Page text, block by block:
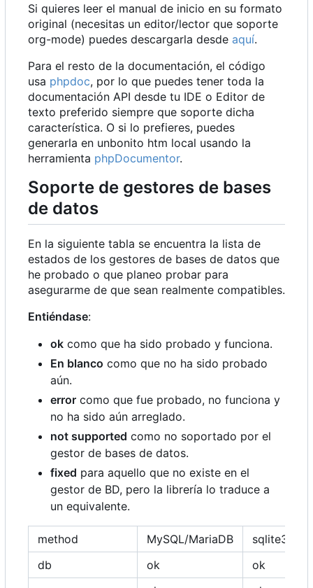
Si quieres leer el manual de inicio en su formato
original (necesitas un editor/lector que soporte
org-mode) puedes descargarla desde aquí.
Para el resto de la documentación, el código
usa phpdoc, por lo que puedes tener toda la
documentación API desde tu IDE o Editor de
texto preferido siempre que soporte dicha
característica. O si lo prefieres, puedes
generarla en unbonito htm local usando la
herramienta phpDocumentor.
Soporte de gestores de bases
de datos
En la siguiente tabla se encuentra la lista de
estados de los gestores de bases de datos que
he probado o que planeo probar para
asegurarme de que sean realmente compatibles.
Entiéndase:
ok como que ha sido probado y funciona.
En blanco como que no ha sido probado
aún.
error como que fue probado, no funciona y
no ha sido aún arreglado.
not supported como no soportado por el
gestor de bases de datos.
fixed para aquello que no existe en el
gestor de BD, pero la librería lo traduce a
un equivalente.
method MySQL/MariaDB sqlite3
db
ok ok